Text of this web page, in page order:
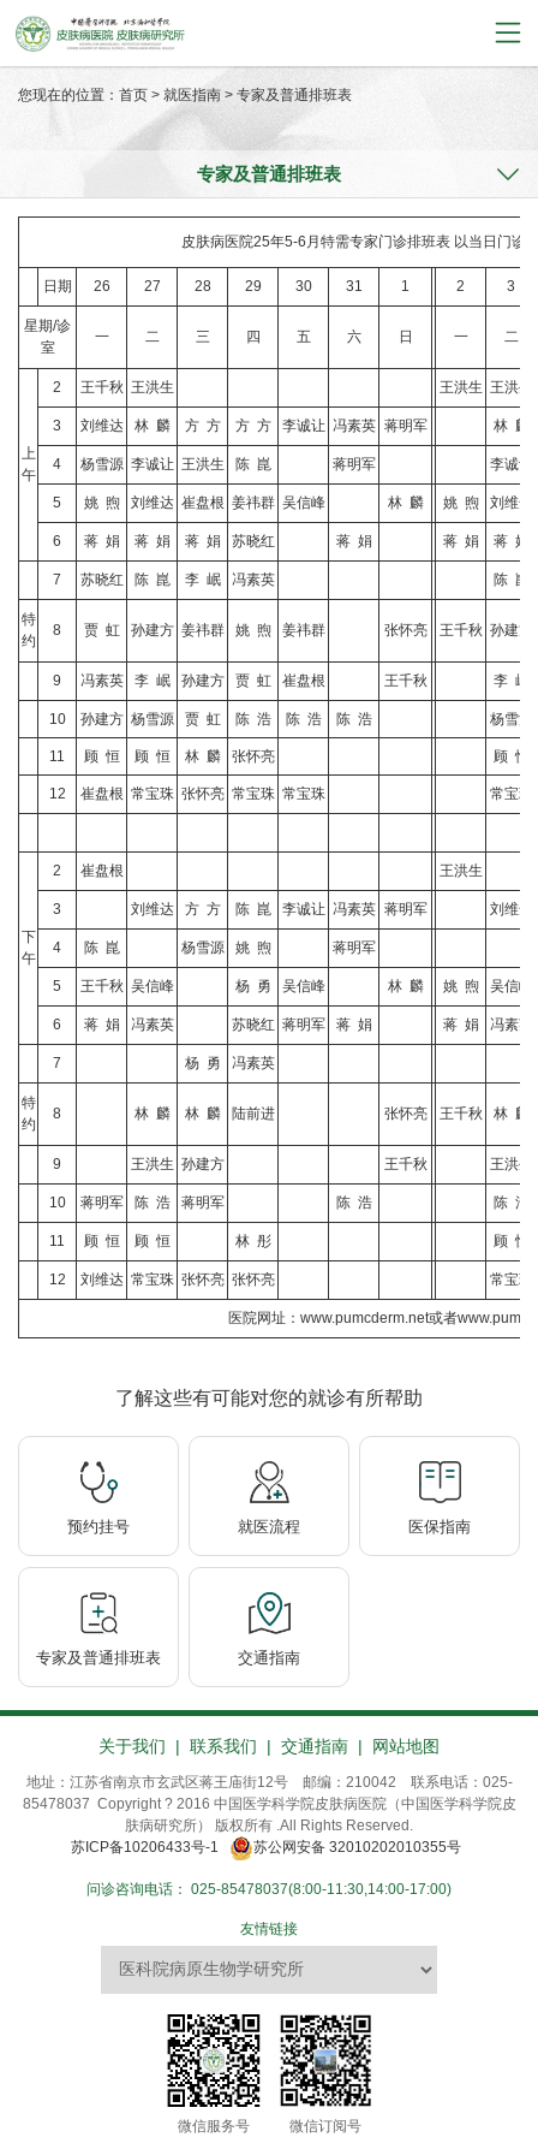
您现在的位置： 首页 > 就医指南 > 专家及普通排班表
专家及普通排班表
皮肤病医院25年5-6月特需专家门诊排班表 以当日门诊
日期 26 27 28 29 30 31 1 2 3
星期/诊
室
一 二 三 四 五 六 日 一 二
上
午
2 王千秋 王洪生 王洪生 王洪生
3 刘维达 林 麟 方 方 方 方 李诚让 冯素英 蒋明军 林 麟
4 杨雪源 李诚让 王洪生 陈 崑 蒋明军 李诚让
5 姚 煦 刘维达 崔盘根 姜祎群 吴信峰 林 麟 姚 煦 刘维达
6 蒋 娟 蒋 娟 蒋 娟 苏晓红 蒋 娟 蒋 娟 蒋 娟
7 苏晓红 陈 崑 李 岷 冯素英 陈 崑
特
约
8 贾 虹 孙建方 姜祎群 姚 煦 姜祎群 张怀亮 王千秋 孙建方
9 冯素英 李 岷 孙建方 贾 虹 崔盘根 王千秋 李 岷
10 孙建方 杨雪源 贾 虹 陈 浩 陈 浩 陈 浩 杨雪源
11 顾 恒 顾 恒 林 麟 张怀亮 顾 恒
12 崔盘根 常宝珠 张怀亮 常宝珠 常宝珠 常宝珠
下
午
2 崔盘根 王洪生
3 刘维达 方 方 陈 崑 李诚让 冯素英 蒋明军 刘维达
4 陈 崑 杨雪源 姚 煦 蒋明军
5 王千秋 吴信峰 杨 勇 吴信峰 林 麟 姚 煦 吴信峰
6 蒋 娟 冯素英 苏晓红 蒋明军 蒋 娟 蒋 娟 冯素英
7 杨 勇 冯素英
特
约
8 林 麟 林 麟 陆前进 张怀亮 王千秋 林 麟
9 王洪生 孙建方 王千秋 王洪生
10 蒋明军 陈 浩 蒋明军 陈 浩 陈 浩
11 顾 恒 顾 恒 林 彤 顾 恒
12 刘维达 常宝珠 张怀亮 张怀亮 常宝珠
医院网址：www.pumcderm.net或者
了解这些有可能对您的就诊有所帮助
预约挂号 就医流程 医保指南
专家及普通排班表 交通指南
关于我们 | 联系我们 | 交通指南 | 网站地图
地址：江苏省南京市玄武区蒋王庙街12号 邮编：210042 联系电话：025-
85478037 Copyright ? 2016 中国医学科学院皮肤病医院（中国医学科学院皮
肤病研究所） 版权所有 .All Rights Reserved.
苏ICP备10206433号-1
苏公网安备 32010202010355号
问诊咨询电话： 025-85478037(8:00-11:30,14:00-17:00)
友情链接
微信服务号 微信订阅号